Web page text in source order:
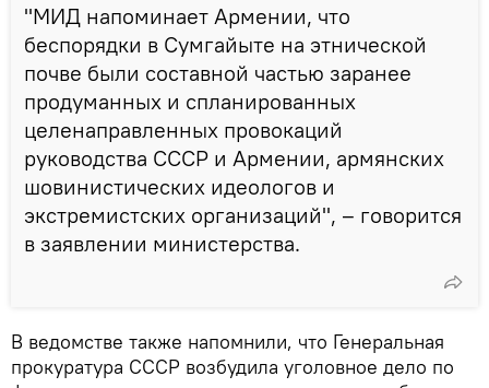
"МИД напоминает Армении, что
беспорядки в Сумгайыте на этнической
почве были составной частью заранее
продуманных и спланированных
целенаправленных провокаций
руководства СССР и Армении, армянских
шовинистических идеологов и
экстремистских организаций", – говорится
в заявлении министерства.
В ведомстве также напомнили, что Генеральная
прокуратура СССР возбудила уголовное дело по